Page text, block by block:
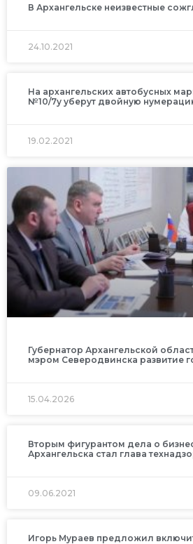
В Архангельске неизвестные
24.10.2021
На архангельских автобусных
№10/7у уберут двойную
19.02.2021
Губернатор Архангельской
мэром Северодвинска развитие
15.04.2026
Вторым фигурантом дела о
Архангельска стал глава
09.06.2021
Игорь Мураев предложил